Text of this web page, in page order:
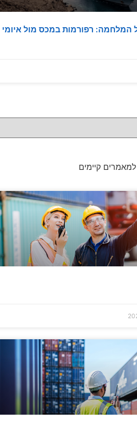
המלחמה: רפורמות במכס מול איומי
למאמרים קיימים